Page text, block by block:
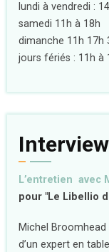
lundi à vendredi :
samedi 11h à 18h
dimanche 11h 17h
jours fériés : 11h à
Interview
L’entretien avec
pour "Le Libellio
Michel
d’un expert en